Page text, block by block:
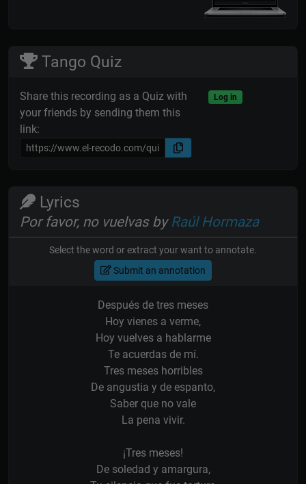
Tango Quiz
Share this recording as a Quiz with
your friends by sending them this
link:
Log in
Lyrics
Por favor, no vuelvas by Raúl Hormaza
Select the word or extract your want to annotate.
Submit an annotation
Después de tres meses
Hoy vienes a verme,
Hoy vuelves a hablarme
Te acuerdas de mí.
Tres meses horribles
De angustia y de espanto,
Saber que no vale
La pena vivir.
¡Tres meses!
De soledad y amargura,